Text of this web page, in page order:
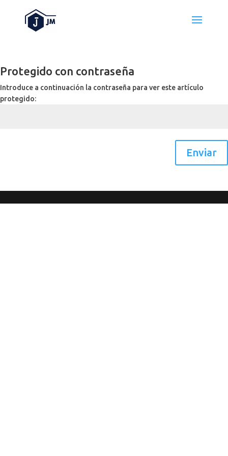
Protegido con contraseña
Introduce a continuación la contraseña para ver este artículo
protegido:
Enviar